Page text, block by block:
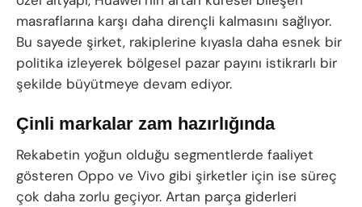
masraflarına karşı daha dirençli kalmasını sağlıyor.
Bu sayede şirket, rakiplerine kıyasla daha esnek bir
politika izleyerek bölgesel pazar payını istikrarlı bir
şekilde büyütmeye devam ediyor.
Çinli markalar zam hazırlığında
Rekabetin yoğun olduğu segmentlerde faaliyet
gösteren Oppo ve Vivo gibi şirketler için ise süreç
çok daha zorlu geçiyor. Artan parça giderleri